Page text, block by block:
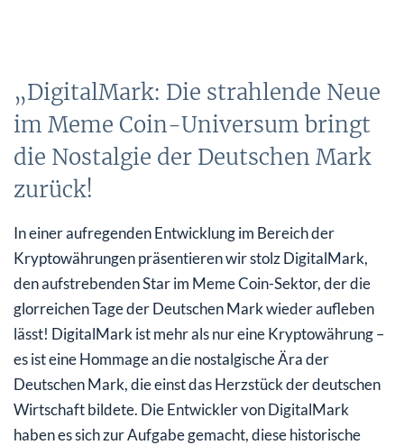
„DigitalMark: Die strahlende Neue
im Meme Coin-Universum bringt
die Nostalgie der Deutschen Mark
zurück!
In einer aufregenden Entwicklung im Bereich der
Kryptowährungen präsentieren wir stolz DigitalMark,
den aufstrebenden Star im Meme Coin-Sektor, der die
glorreichen Tage der Deutschen Mark wieder aufleben
lässt! DigitalMark ist mehr als nur eine Kryptowährung –
es ist eine Hommage an die nostalgische Ära der
Deutschen Mark, die einst das Herzstück der deutschen
Wirtschaft bildete. Die Entwickler von DigitalMark
haben es sich zur Aufgabe gemacht, diese historische